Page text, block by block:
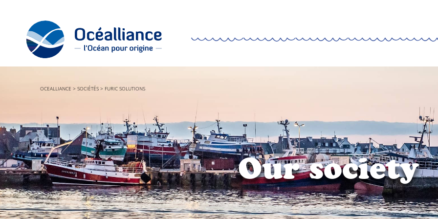
OCEALLIANCE > SOCIÉTÉS > FURIC SOLUTIONS
Our society